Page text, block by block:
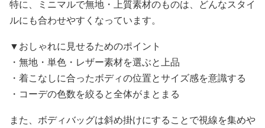
特に、ミニマルで無地・上質素材のものは、どんなスタイ
ルにも合わせやすくなっています。
▼おしゃれに見せるためのポイント
・無地・単色・レザー素材を選ぶと上品
・着こなしに合ったボディの位置とサイズ感を意識する
・コーデの色数を絞ると全体がまとまる
また、ボディバッグは斜め掛けにすることで視線を集めや